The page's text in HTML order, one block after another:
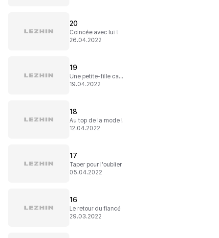
20
Coincée avec lui !
26.04.2022
19
Une petite-fille capricieuse
19.04.2022
18
Au top de la mode !
12.04.2022
17
Taper pour l'oublier
05.04.2022
16
Le retour du fiancé
29.03.2022